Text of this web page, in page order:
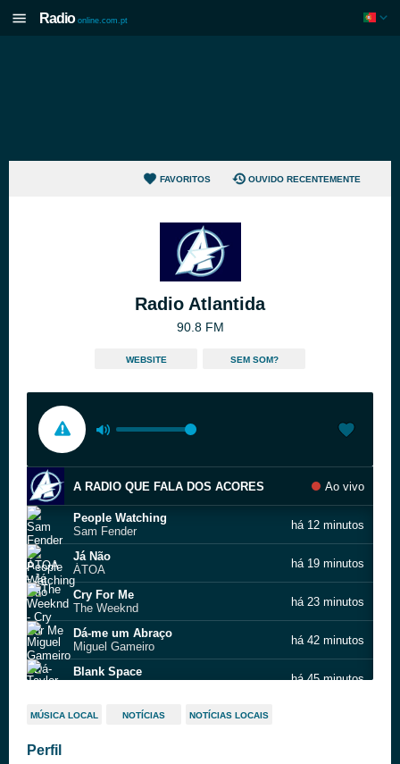
Radio online.com.pt
FAVORITOS OUVIDO RECENTEMENTE
Radio Atlantida
90.8 FM
WEBSITE SEM SOM?
A RADIO QUE FALA DOS ACORES Ao vivo
People Watching
Sam Fender
há 12 minutos
Já Não
ÁTOA
há 19 minutos
Cry For Me
The Weeknd
há 23 minutos
Dá-me um Abraço
Miguel Gameiro
há 42 minutos
Blank Space
há 45 minutos
Nem tudo é mágoa
MÚSICA LOCAL NOTÍCIAS NOTÍCIAS LOCAIS
Perfil